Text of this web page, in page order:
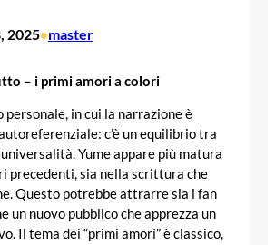
2025•master
– i primi amori a colori
personale, in cui la narrazione è
c’è un equilibrio tra
Yume appare più matura
precedenti, sia nella scrittura che
Questo potrebbe attrarre sia i fan
un nuovo pubblico che apprezza un
Il tema dei “primi amori” è classico,